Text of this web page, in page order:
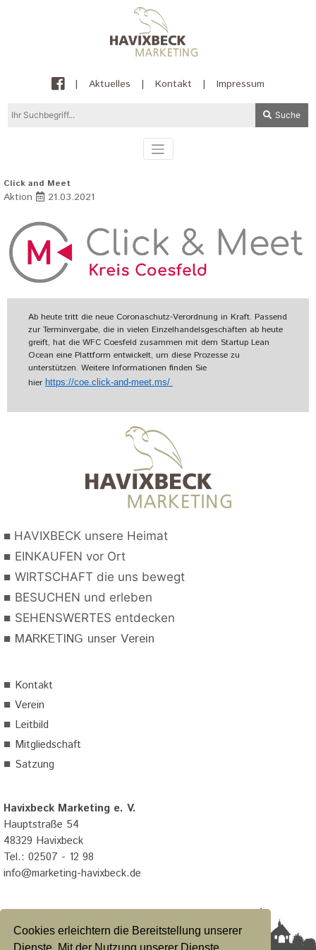
Cookies erleichtern die Bereitstellung unserer
| Aktuelles | Kontakt | Impressum
Suche
Click and Meet
Aktion 21.03.2021
Ab heute tritt die neue Coronaschutz-Verordnung in Kraft. Passend
zur Terminvergabe, die in vielen Einzelhandelsgeschäften ab heute
greift, hat die WFC Coesfeld zusammen mit dem Startup Lean
Ocean eine Plattform entwickelt, um diese Prozesse zu
unterstützen. Weitere Informationen finden Sie
hier https://coe.click-and-meet.ms/
■ HAVIXBECK unsere Heimat
■ EINKAUFEN vor Ort
■ WIRTSCHAFT die uns bewegt
■ BESUCHEN und erleben
■ SEHENSWERTES entdecken
■ MARKETING unser Verein
■ Kontakt
■ Verein
■ Leitbild
■ Mitgliedschaft
■ Satzung
Havixbeck Marketing e. V.
Hauptstraße 54
48329 Havixbeck
Tel.: 02507 - 12 98
info@marketing-havixbeck.de